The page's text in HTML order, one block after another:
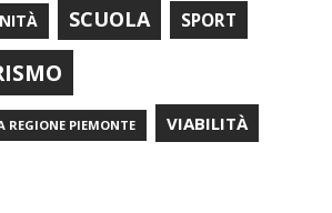
SCUOLA SPORT
REGIONE PIEMONTE VIABILITÀ